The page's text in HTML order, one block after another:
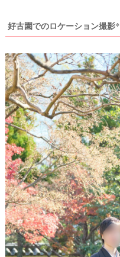
好古園でのロケーション撮影*